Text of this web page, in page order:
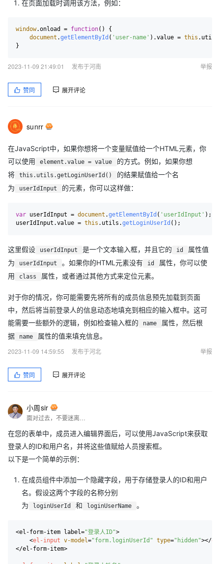
在页面加载时调用该方法，例如：
window.onload = function( ) {
document .getElementById ( 'user-name' ).value = this . utils
2023-11-09 21:49:01 发布于河南 举报
赞同 展开评论
sunrr
在JavaScript中，如果你想将一个变量赋值给一个HTML元素，你
可以使用
element.value = value
的方式。例如，如果你想
将
this.utils.getLoginUserId()
的结果赋值给一个名
为
userIdInput 的元素，你可以这样做：
var userIdInput = document .getElementById ( 'userIdInput' );
userIdInput.value = this . utils .getLoginUserId
这里假设 userIdInput 是一个文本输入框，并且它的 id
属性值
为
userIdInput 。如果你的HTML元素没有 id
属性，你可以使
用
class 属性，或者通过其他方式来定位元素。
对于你的情况，你可能需要先将所有的成员信息预先加载到页面
中，然后将当前登录人的信息动态地填充到相应的输入框中。这可
能需要一些额外的逻辑，例如检查输入框的
name
属性，然后根
据
name
属性的值来填充信息。
2023-11-09 14:59:55
发布于河北 举报
赞同 展开评论
小周sir
在您的表单中，成员进入编辑界面后，可以使用JavaScript来获取
登录人的ID和用户名，并将这些值赋给人员搜索框。
以下是一个简单的示例：
在成员组件中添加一个隐藏字段，用于存储登录人的ID和用户
名。假设这两个字段的名称分别
为
loginUserId 和 loginUserName 。
<el-form-item label="登录人ID">
<el-input v-model="form.loginUserId" type="hidden"></
</el-form-item>